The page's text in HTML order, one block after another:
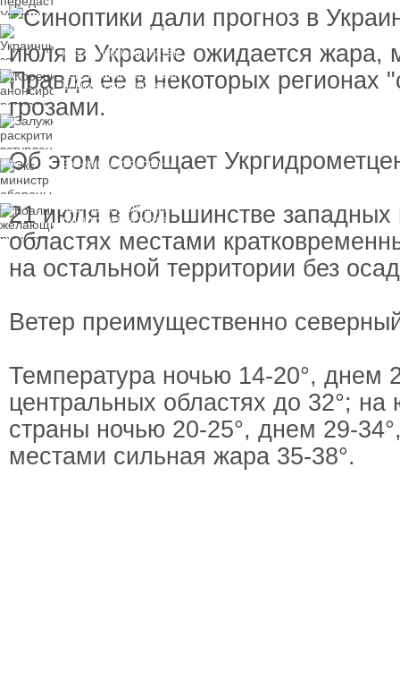
России
Украинцы за рубежом
к госжилью и выплатам
Корецкий анонсировал
ревизию госбюджета
Залужный
НАТО и предлагает
другие варианты
Экс-министр обороны
должность
Коалиция желающих
рушится из-за ухода
сторонников Украины
июля в Украине ожидается жара,
Правда ее в некоторых регионах
грозами.
Об этом сообщает
21 июля в большинстве западных
областях местами
на остальной территории без
Ветер преимущественно
Температура ночью 14-20°, днем
центральных областях до 32°; на
страны ночью 20-25°, днем ​​29-
местами сильная жара 35-38°.